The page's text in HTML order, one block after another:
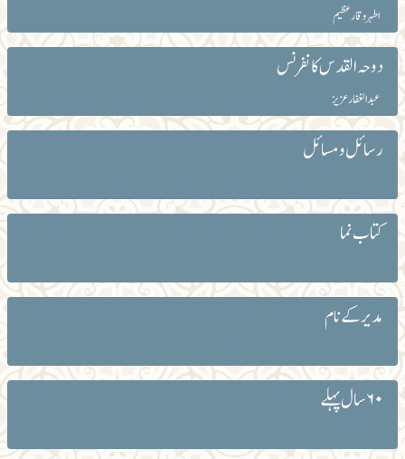
اطہروقار عظیم
دوحہ القدس کانفرنس
عبد الغفار عزیز
رسائل و مسائل
کتاب نما
مدیر کے نام
۶۰ سال پہلے